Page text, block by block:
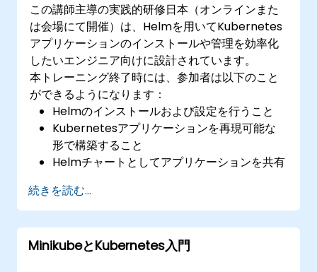
この講師主導の実践的研修日本（オンラインまた
は会場にて開催）は、Helmを用いてKubernetes
アプリケーションのインストールや管理を効率化
したいエンジニア向けに設計されています。
本トレーニング終了時には、参加者は以下のこと
ができるようになります：
Helmのインストールおよび設定を行うこと
Kubernetesアプリケーションを再現可能な
形で構築すること
​Helmチャートとしてアプリケーションを共有
Helmチャート形式で提供されるサードパーテ
ィ製アプリケーションを実行すること
Helmパッケージのリリース状況を管理するこ
と
続きを読む...
MinikubeとKubernetes入門